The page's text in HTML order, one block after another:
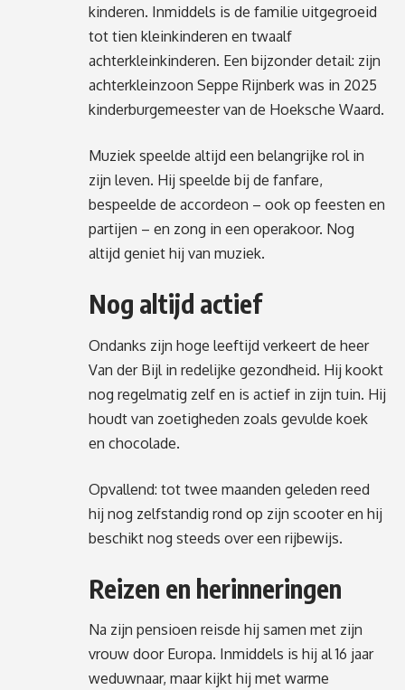
kinderen. Inmiddels is de familie uitgegroeid
tot tien kleinkinderen en twaalf
achterkleinkinderen. Een bijzonder detail: zijn
achterkleinzoon Seppe Rijnberk was in 2025
kinderburgemeester van de Hoeksche Waard.
Muziek speelde altijd een belangrijke rol in
zijn leven. Hij speelde bij de fanfare,
bespeelde de accordeon – ook op feesten en
partijen – en zong in een operakoor. Nog
altijd geniet hij van muziek.
Nog altijd actief
Ondanks zijn hoge leeftijd verkeert de heer
Van der Bijl in redelijke gezondheid. Hij kookt
nog regelmatig zelf en is actief in zijn tuin. Hij
houdt van zoetigheden zoals gevulde koek
en chocolade.
Opvallend: tot twee maanden geleden reed
hij nog zelfstandig rond op zijn scooter en hij
beschikt nog steeds over een rijbewijs.
Reizen en herinneringen
Na zijn pensioen reisde hij samen met zijn
vrouw door Europa. Inmiddels is hij al 16 jaar
weduwnaar, maar kijkt hij met warme